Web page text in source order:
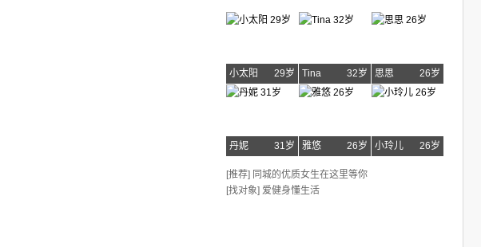
小太阳 29岁 Tina 32岁 思思 26岁
丹妮 31岁 雅悠 26岁 小玲儿 26岁
[推荐] 同城的优质女生在这里等你
[找对象] 爱健身懂生活